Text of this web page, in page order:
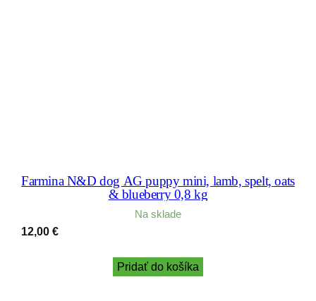
Farmina N&D dog AG puppy mini, lamb, spelt, oats
& blueberry 0,8 kg
Na sklade
12,00 €
Pridať do košíka